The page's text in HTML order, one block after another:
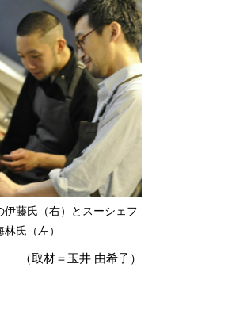
伊藤氏（右）とスーシェフ
氏（左）
（取材＝玉井 由希子）